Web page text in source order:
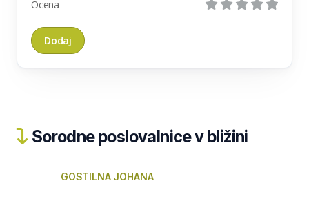
Ocena
Sorodne poslovalnice v bližini
GOSTILNA JOHANA